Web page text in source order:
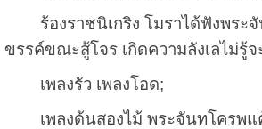
ร้องราชนิเกริง โมราได้ฟังพระจั
ขรรค์ขณะสู้โจร เกิดความลังเลไม่รู้จ
เพลงรัว เพลงโอด;
เพลงด้นสองไม้ พระจันทโครพแค้